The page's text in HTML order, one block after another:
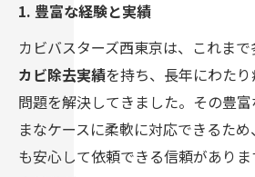
1. 豊富な経験と実績
カビバスターズ西東京は、これま
カビ除去実績を持ち、長年にわた
問題を解決してきました。その豊
まなケースに柔軟に対応できるた
も安心して依頼できる信頼がありま